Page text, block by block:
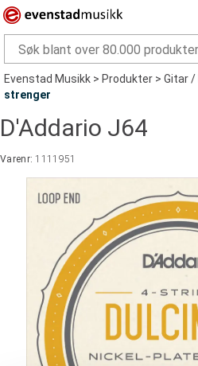
Evenstad Musikk>Produkter>Gitar /
strenger
D'Addario J64
Varenr:1111951